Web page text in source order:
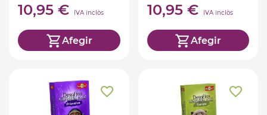
10,95 € IVA inclòs
Afegir
10,95 € IVA inclòs
Afegir